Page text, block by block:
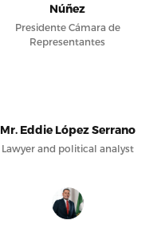
Núñez
Presidente Cámara de
Representantes
Mr. Eddie López Serrano
Lawyer and political analyst